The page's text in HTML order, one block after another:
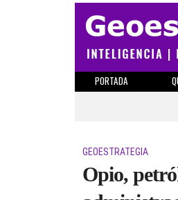
PORTADA
GEOESTRATEGIA
Opio,